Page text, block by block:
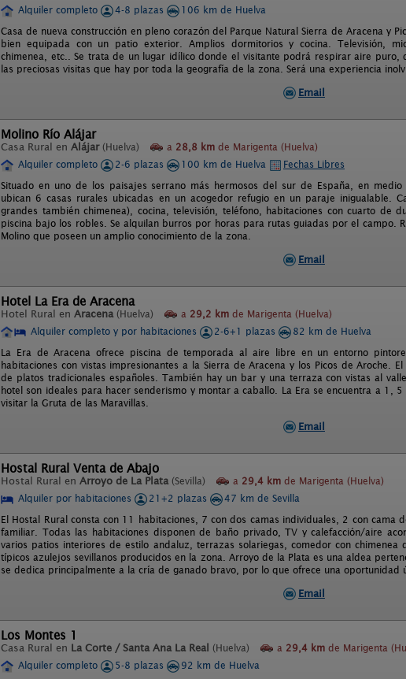
Alquiler completo
4-8 plazas
106 km de Huelva
Casa de nueva construcción en pleno corazón del Parque Natural Sierra de Aracena y
bien equipada con un patio exterior. Amplios dormitorios y cocina. Televisión,
chimenea, etc.. Se trata de un lugar idílico donde el visitante podrá respirar aire
las preciosas visitas que hay por toda la geografía de la zona. Será una experiencia
Email
Molino Río Alájar
Casa Rural en Alájar (Huelva) a 28,8 km de Marigenta (Huelva)
Alquiler completo
2-6 plazas 100 km de Huelva
Fechas Libres
Situado en uno de los paisajes serrano más hermosos del sur de España, en
ubican 6 casas rurales ubicadas en un acogedor refugio en un paraje inigualable.
grandes también chimenea), cocina, televisión, teléfono, habitaciones con cuarto de
piscina bajo los robles. Se alquilan burros por horas para rutas guiadas por el campo.
Molino que poseen un amplio conocimiento de la zona.
Email
Hotel La Era de Aracena
Hotel Rural en Aracena (Huelva) a 29,2 km de Marigenta (Huelva)
Alquiler completo y por habitaciones
2-6+1 plazas
82 km de Huelva
La Era de Aracena ofrece piscina de temporada al aire libre en un entorno
habitaciones con vistas impresionantes a la Sierra de Aracena y los Picos de Aroche.
de platos tradicionales españoles. También hay un bar y una terraza con vistas al
hotel son ideales para hacer senderismo y montar a caballo. La Era se encuentra a 1,
visitar la Gruta de las Maravillas.
Email
Hostal Rural Venta de Abajo
Hostal Rural en Arroyo de La Plata (Sevilla) a 29,4 km de Marigenta (Huelva)
Alquiler por habitaciones
21+2 plazas
47 km de Sevilla
El Hostal Rural consta con 11 habitaciones, 7 con dos camas individuales, 2 con
familiar. Todas las habitaciones disponen de baño privado, TV y calefacción/aire
varios patios interiores de estilo andaluz, terrazas solariegas, comedor con
típicos azulejos sevillanos producidos en la zona. Arroyo de la Plata es una aldea
se dedica principalmente a la cría de ganado bravo, por lo que ofrece una oportunidad
Email
Los Montes 1
Casa Rural en La Corte / Santa Ana La Real (Huelva) a 29,4 km de Marigenta
Alquiler completo
5-8 plazas
92 km de Huelva